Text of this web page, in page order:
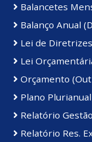
Balancetes
Balanço Anual
Lei de
Lei
Orçamento
Plano
Relatório
Relatório Res.